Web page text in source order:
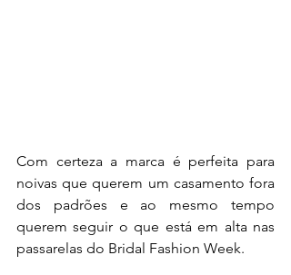
Com certeza a marca é perfeita para
noivas que querem um casamento fora
dos padrões e ao mesmo tempo
querem seguir o que está em alta nas
passarelas do Bridal Fashion Week.